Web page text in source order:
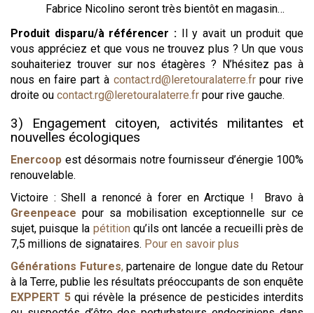
Fabrice Nicolino seront très bientôt en magasin…
Produit disparu/à référencer : Il y avait un produit que
vous appréciez et que vous ne trouvez plus ? Un que vous
souhaiteriez trouver sur nos étagères ? N’hésitez pas à
nous en faire part à contact.rd@leretouralaterre.frpour rive
droite ou contact.rg@leretouralaterre.fr pour rive gauche.
3) Engagement citoyen, activités militantes et
nouvelles écologiques
Enercoop est désormais notre fournisseur d’énergie 100%
renouvelable.
Victoire : Shell a renoncé à forer en Arctique ! Bravo à
Greenpeace pour sa mobilisation exceptionnelle sur ce
sujet, puisque la pétition qu’ils ont lancée a recueilli près de
7,5 millions de signataires. Pour en savoir plus
Générations Futures,partenaire de longue date du Retour
à la Terre, publie les résultats préoccupants de son enquête
EXPPERT 5qui révèle la présence de pesticides interdits